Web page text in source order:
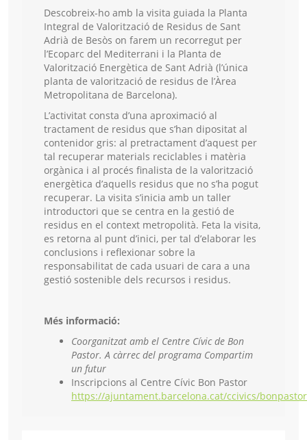
Descobreix-ho amb la visita guiada la Planta
Integral de Valorització de Residus de Sant
Adrià de Besòs on farem un recorregut per
l’Ecoparc del Mediterrani i la Planta de
Valorització Energètica de Sant Adrià (l’única
planta de valorització de residus de l’Àrea
Metropolitana de Barcelona).
L’activitat consta d’una aproximació al
tractament de residus que s’han dipositat al
contenidor gris: al pretractament d’aquest per
tal recuperar materials reciclables i matèria
orgànica i al procés finalista de la valorització
energètica d’aquells residus que no s’ha pogut
recuperar. La visita s’inicia amb un taller
introductori que se centra en la gestió de
residus en el context metropolità. Feta la visita,
es retorna al punt d’inici, per tal d’elaborar les
conclusions i reflexionar sobre la
responsabilitat de cada usuari de cara a una
gestió sostenible dels recursos i residus.
Més informació:
Coorganitzat amb el Centre Cívic de Bon
Pastor. A càrrec del programa Compartim
un futur
Inscripcions al Centre Cívic Bon Pastor
https://ajuntament.barcelona.cat/ccivics/bonpastor